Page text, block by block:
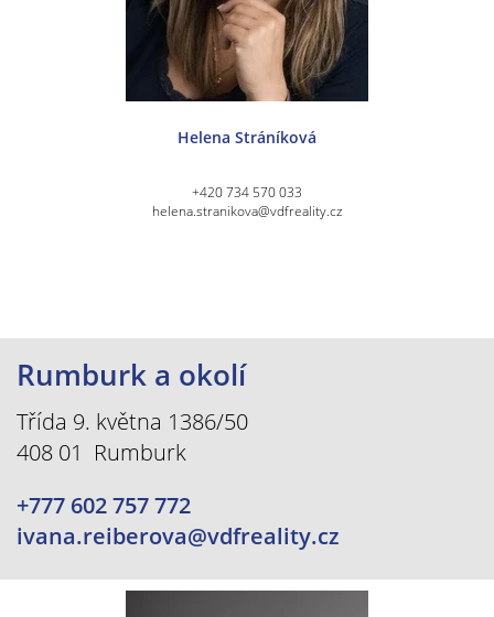
Helena Stráníková
+420 734 570 033
helena.stranikova@vdfreality.cz
Rumburk a okolí
Třída 9. května 1386/50
408 01 Rumburk
+777 602 757 772
ivana.reiberova@vdfreality.cz